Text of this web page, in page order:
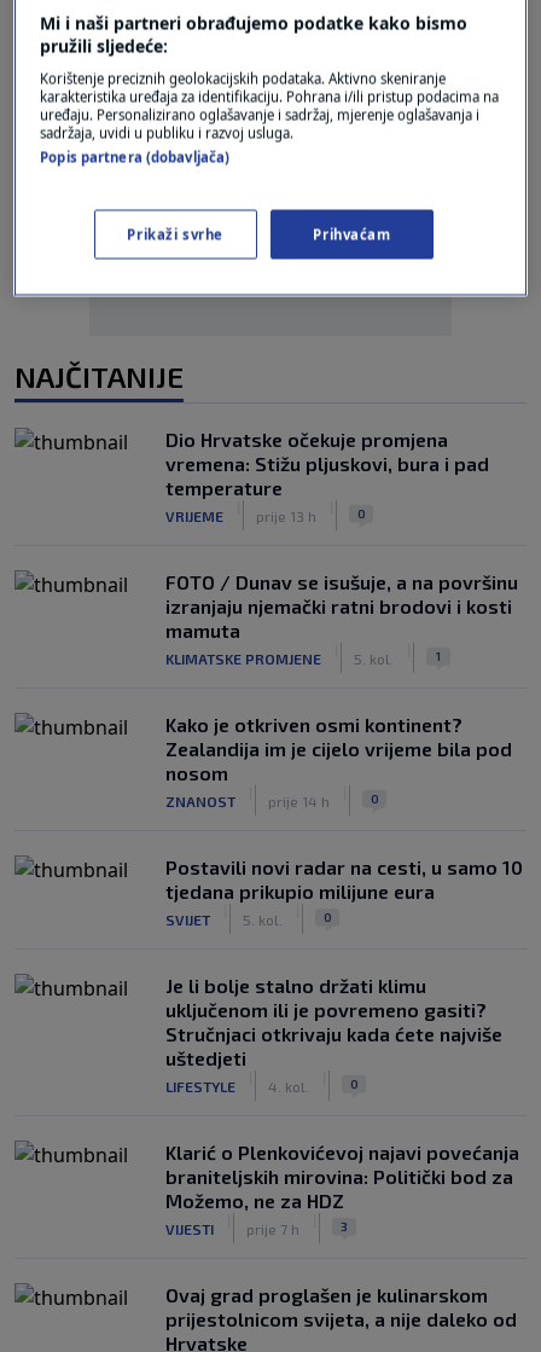
NAJČITANIJE
Dio Hrvatske očekuje promjena
vremena: Stižu pljuskovi, bura i pad
temperature
VRIJEME prije 13 h 0
FOTO / Dunav se isušuje, a na površinu
izranjaju njemački ratni brodovi i kosti
mamuta
KLIMATSKE PROMJENE 5. kol. 1
Kako je otkriven osmi kontinent?
Zealandija im je cijelo vrijeme bila pod
nosom
ZNANOST prije 14 h 0
Postavili novi radar na cesti, u samo 10
tjedana prikupio milijune eura
SVIJET 5. kol. 0
Je li bolje stalno držati klimu
uključenom ili je povremeno gasiti?
Stručnjaci otkrivaju kada ćete najviše
uštedjeti
LIFESTYLE 4. kol. 0
Klarić o Plenkovićevoj najavi povećanja
braniteljskih mirovina: Politički bod za
Možemo, ne za HDZ
VIJESTI prije 7 h 3
Ovaj grad proglašen je kulinarskom
prijestolnicom svijeta, a nije daleko od
Hrvatske
Mi i naši partneri obrađujemo podatke kako bismo
pružili sljedeće:
Korištenje preciznih geolokacijskih podataka. Aktivno skeniranje
karakteristika uređaja za identifikaciju. Pohrana i/ili pristup podacima na
uređaju. Personalizirano oglašavanje i sadržaj, mjerenje oglašavanja i
sadržaja, uvidi u publiku i razvoj usluga.
Popis partnera (dobavljača)
Prikaži svrhe Prihvaćam